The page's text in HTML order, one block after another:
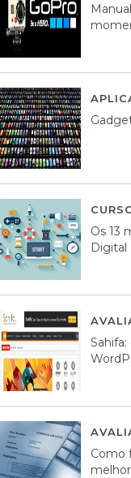
Os 13
Digital
Como